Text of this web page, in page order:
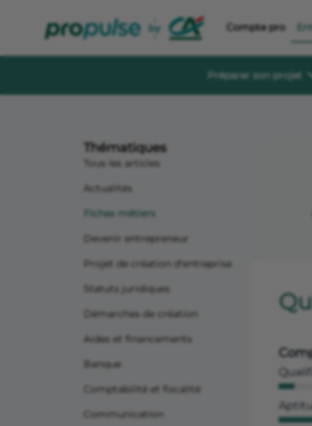
Compte pro
Préparer son projet
Thématiques
Tous les articles
Actualités
Fiches métiers
Devenir entrepreneur
Projet de création d'entreprise
Statuts juridiques
Démarches de création
Aides et financements
Banque
Comptabilité et fiscalité
Communication